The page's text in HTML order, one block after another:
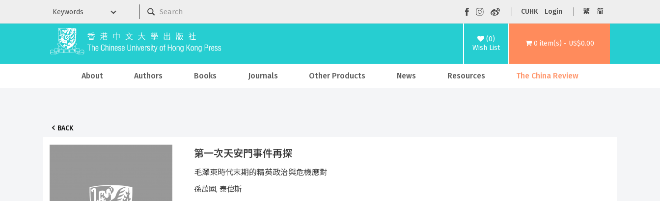
CUHK Login 繁 简
(0)
Wish List
0 item(s) - US$0.00
About Authors Books Journals Other Products News Resources The China Review
BACK
第一次天安門事件再探
毛澤東時代末期的精英政治與危機應對
孫萬國, 泰偉斯